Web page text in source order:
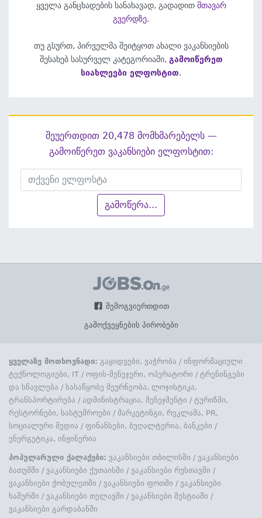
ყველა განცხადების სანახავად, გადადით მთავარ
გვერდზე.
თუ გსურთ, პირველმა შეიტყოთ ახალი ვაკანსიების
შესახებ სასურველ კატეგორიაში, გამოიწერეთ
სიახლეები ელფოსტით.
შეუერთდით 20,478 მომხმარებელს —
გამოიწერეთ ვაკანსიები ელფოსტით:
გამოწერა...
შემოგვიერთდით
გამოქვეყნების პირობები
ყველაზე მოთხოვნადი: გაყიდვები, ვაჭრობა / ინფორმაციული
ტექნოლოგიები, IT / ოფის-მენეჯერი, ოპერატორი / ტრენინგები
და სწავლება / სასაწყობე მეურნეობა, ლოჯისტიკა,
ტრანსპორტირება / ადმინისტრაცია, მენეჯმენტი / ტურიზმი,
რესტორნები, სასტუმროები / მარკეტინგი, რეკლამა, PR,
სოციალური მედია / ფინანსები, ბუღალტერია, ბანკები /
ენერგეტიკა, ინჟინერია
პოპულარული ქალაქები: ვაკანსიები თბილისში / ვაკანსიები
ბათუმში / ვაკანსიები ქუთაისში / ვაკანსიები რუსთავში /
ვაკანსიები ქობულეთში / ვაკანსიები ფოთში / ვაკანსიები
ხაშურში / ვაკანსიები თელავში / ვაკანსიები მესტიაში /
ვაკანსიები გარდაბანში